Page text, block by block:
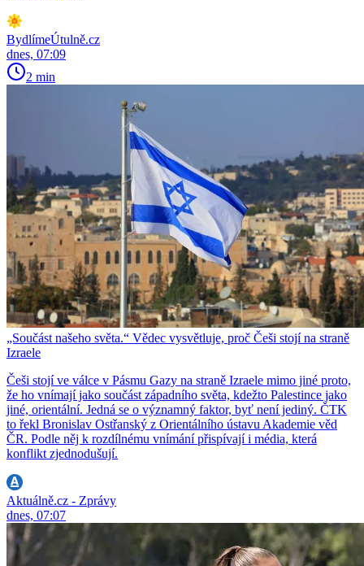
BydlímeÚtulně.cz
dnes, 07:09
2 min
„Součást našeho světa.“ Vědec vysvětluje, proč Češi stojí na straně
Izraele
Češi stojí ve válce v Pásmu Gazy na straně Izraele mimo jiné proto,
že ho vnímají jako součást západního světa, kdežto Palestince jako
jiné, orientální. Jedná se o významný faktor, byť není jediný. ČTK
to řekl Bronislav Ostřanský z Orientálního ústavu Akademie věd
ČR. Podle něj k rozdílnému vnímání přispívají i média, která
konflikt zjednodušují.
Aktuálně.cz - Zprávy
dnes, 07:07